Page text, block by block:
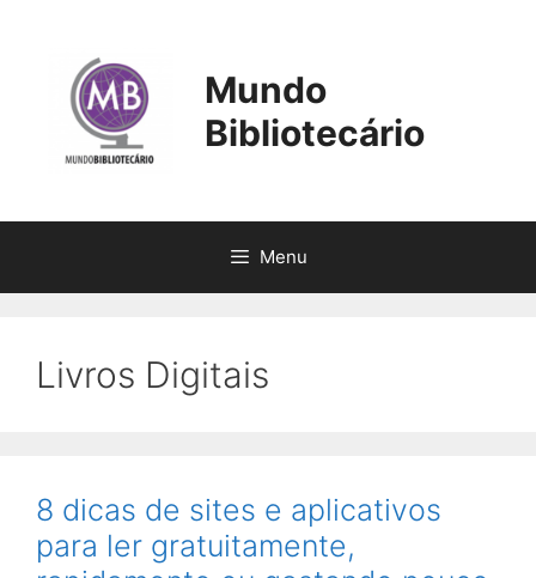
conteúdo
Mundo
Bibliotecário
Menu
Livros Digitais
8 dicas de sites e aplicativos
para ler gratuitamente,